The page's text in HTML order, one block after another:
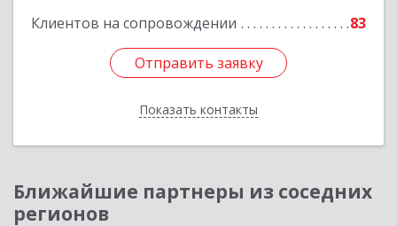
Клиентов на сопровождении 83
Отправить заявку
Показать контакты
Подробнее
Отправить заявку
Назад
Ближайшие партнеры из соседних
регионов